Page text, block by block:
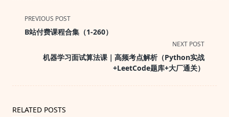
<span
class="nav-
PREVIOUS POST
B站付费课程合集（1-260）
NEXT POST
机器学习面试算法课｜高频考点解析（Python实战
+LeetCode题库+大厂通关）
RELATED POSTS